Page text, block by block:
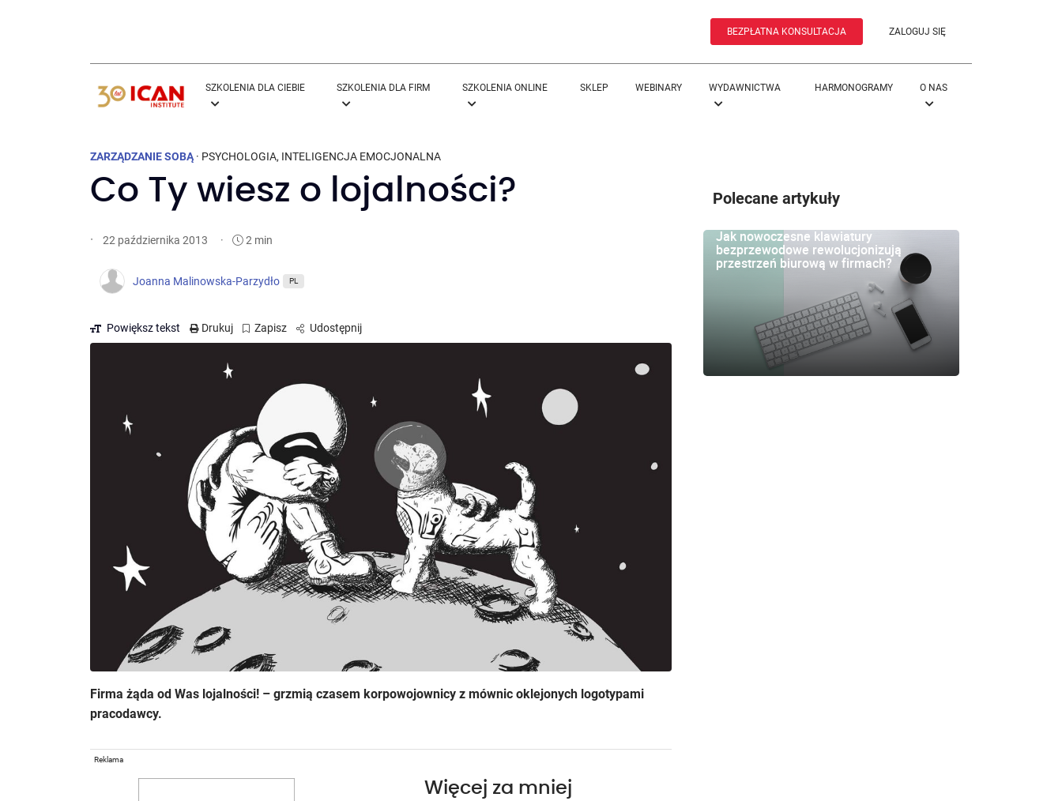
BEZPŁATNA KONSULTACJA ZALOGUJ SIĘ
SZKOLENIA DLA CIEBIE SZKOLENIA DLA FIRM SZKOLENIA ONLINE SKLEP WEBINARY WYDAWNICTWA HARMONOGRAMY O NAS
ZARZĄDZANIE SOBĄ · PSYCHOLOGIA, INTELIGENCJA EMOCJONALNA
Co Ty wiesz o lojalności?
· 22 października 2013 · 2 min
Joanna Malinowska-Parzydło PL
Powiększ tekst Drukuj Zapisz Udostępnij
Firma żąda od Was lojalności! – grzmią czasem korpowojownicy z mównic oklejonych logotypami
pracodawcy.
Reklama
Więcej za mniej
Polecane artykuły
Jak nowoczesne klawiatury
bezprzewodowe rewolucjonizują
przestrzeń biurową w firmach?